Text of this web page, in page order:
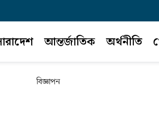
আন্তর্জাতিক অর্থনীতি
বিজ্ঞাপন